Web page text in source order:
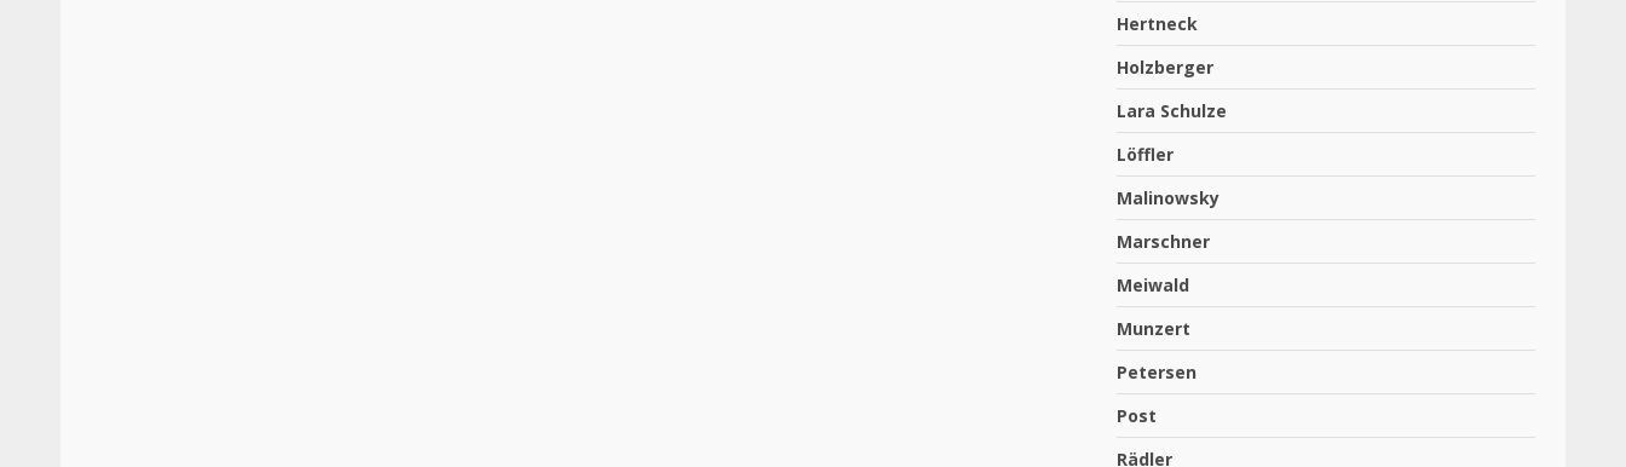
Hertneck
Holzberger
Lara Schulze
Löffler
Malinowsky
Marschner
Meiwald
Munzert
Petersen
Post
Rädler